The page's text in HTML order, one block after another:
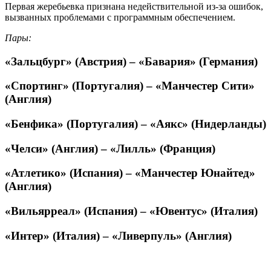
Первая жеребьевка признана недействительной из-за ошибок,
вызванных проблемами с программным обеспечением.
Пары:
«Зальцбург» (Австрия) – «Бавария» (Германия)
«Спортинг» (Португалия) – «Манчестер Сити»
(Англия)
«Бенфика» (Португалия) – «Аякс» (Нидерланды)
«Челси» (Англия) – «Лилль» (Франция)
«Атлетико» (Испания) – «Манчестер Юнайтед»
(Англия)
«Вильярреал» (Испания) – «Ювентус» (Италия)
«Интер» (Италия) – «Ливерпуль» (Англия)